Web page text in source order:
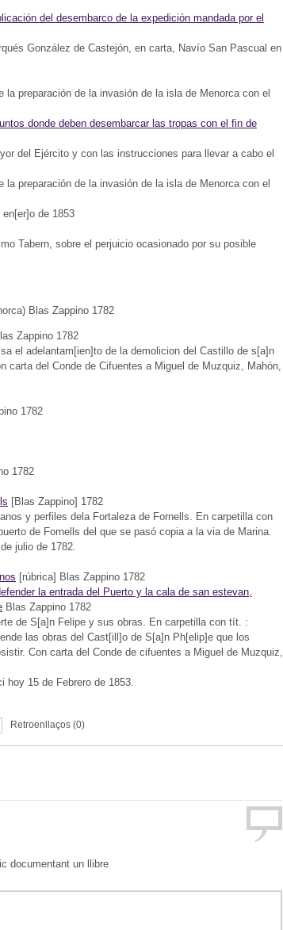
del desembarco de la expedición mandada por el
González de Castejón, en carta, Navío San Pascual en
preparación de la invasión de la isla de Menorca con el
donde deben desembarcar las tropas con el fin de
del Ejército y con las instrucciones para llevar a cabo el
preparación de la invasión de la isla de Menorca con el
de 1853
Tabern, sobre el perjuicio ocasionado por su posible
Blas Zappino 1782
Zappino 1782
el adelantam[ien]to de la demolicion del Castillo de s[a]n
del Conde de Cifuentes a Miguel de Muzquiz, Mahón,
1782
1782
[Blas Zappino] 1782
y perfiles dela Fortaleza de Fornells. En carpetilla con
de Fornells del que se pasó copia a la via de Marina.
julio de 1782.
[rúbrica] Blas Zappino 1782
la entrada del Puerto y la cala de san estevan,
Blas Zappino 1782
de S[a]n Felipe y sus obras. En carpetilla con tít. :
las obras del Cast[ill]o de S[a]n Ph[elip]e que los
Con carta del Conde de cifuentes a Miguel de Muzquiz,
hoy 15 de Febrero de 1853.
Retroenllaços (0)
documentant un llibre